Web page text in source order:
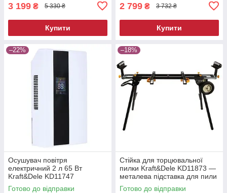
3 199 ₴ 5 330 ₴
Купити
2 799 ₴ 3 732 ₴
Купити
–22%
Осушувач повітря
електричний 2 л 65 Вт
Kraft&Dele KD11747
побутовий вологопоглинач
Готово до відправки
–18%
Стійка для торцювальної
пилки Kraft&Dele KD11873 —
металева підставка для пили
Готово до відправки